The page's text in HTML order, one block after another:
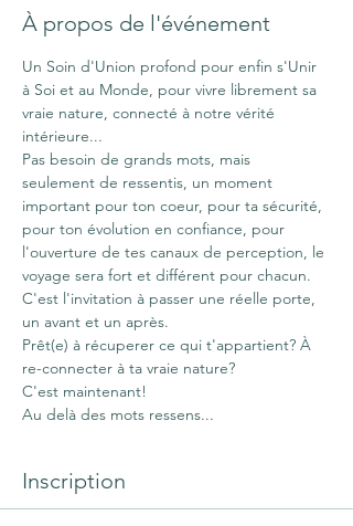
À propos de l'événement
Un Soin d'Union profond pour enfin s'Unir
à Soi et au Monde, pour vivre librement sa
vraie nature, connecté à notre vérité
intérieure...
Pas besoin de grands mots, mais
seulement de ressentis, un moment
important pour ton coeur, pour ta sécurité,
pour ton évolution en confiance, pour
l'ouverture de tes canaux de perception, le
voyage sera fort et différent pour chacun.
C'est l'invitation à passer une réelle porte,
un avant et un après.
Prêt(e) à récuperer ce qui t'appartient? À
re-connecter à ta vraie nature?
C'est maintenant!
Au delà des mots ressens...
Inscription